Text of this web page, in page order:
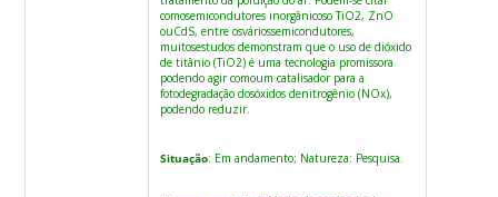
comosemicondutores inorgânicoso TiO2, ZnO
ouCdS, entre osváriossemicondutores,
muitosestudos demonstram que o uso de dióxido
de titânio (TiO2) é uma tecnologia promissora
podendo agir comoum catalisador para a
fotodegradação dosóxidos denitrogênio (NOx),
podendo reduzir.
Situação: Em andamento; Natureza: Pesquisa.